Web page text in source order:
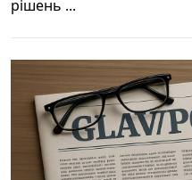
рішень ...